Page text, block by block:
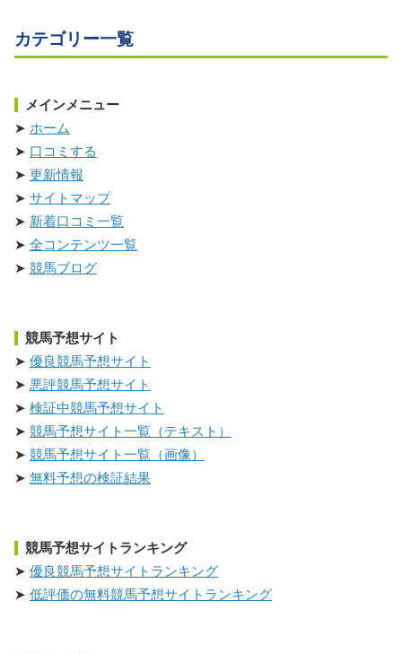
カテゴリー一覧
メインメニュー
ホーム
口コミする
更新情報
サイトマップ
新着口コミ一覧
全コンテンツ一覧
競馬ブログ
競馬予想サイト
優良競馬予想サイト
悪評競馬予想サイト
検証中競馬予想サイト
競馬予想サイト一覧（テキスト）
競馬予想サイト一覧（画像）
無料予想の検証結果
競馬予想サイトランキング
優良競馬予想サイトランキング
低評価の無料競馬予想サイトランキング